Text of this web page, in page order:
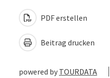
PDF erstellen
Beitrag drucken
powered by TOURDATA